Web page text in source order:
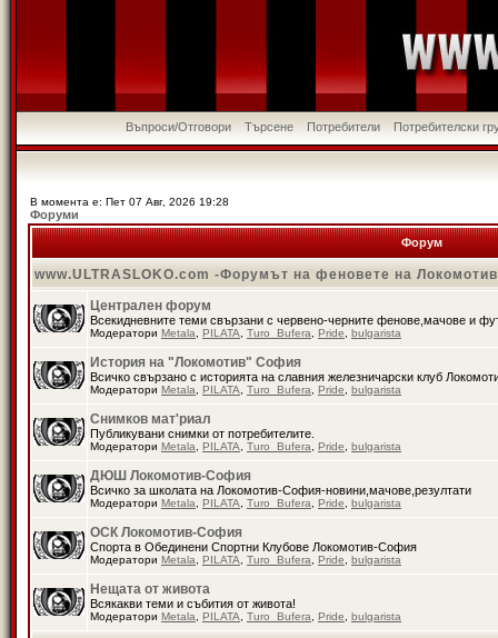
Въпроси/Отговори Търсене Потребители Потребителски
В момента е: Пет 07 Авг, 2026 19:28
Форуми
Форум
www.ULTRASLOKO.com -Форумът на феновете на
Централен форум
Всекидневните теми свързани с червено-черните фенове,мачове и
Модератори Metala PILATA Turo_Bufera Pride bulgarista
История на "Локомотив" София
Всичко свързано с историята на славния железничарски клуб
Модератори Metala PILATA Turo_Bufera Pride bulgarista
Снимков мат'риал
Публикувани снимки от потребителите.
Модератори Metala PILATA Turo_Bufera Pride bulgarista
ДЮШ Локомотив-София
Всичко за школата на Локомотив-София-новини,мачове,резултати
Модератори Metala PILATA Turo_Bufera Pride bulgarista
ОСК Локомотив-София
Спорта в Обединени Спортни Клубове Локомотив-София
Модератори Metala PILATA Turo_Bufera Pride bulgarista
Нещата от живота
Всякакви теми и събития от живота!
Модератори Metala PILATA Turo_Bufera Pride bulgarista